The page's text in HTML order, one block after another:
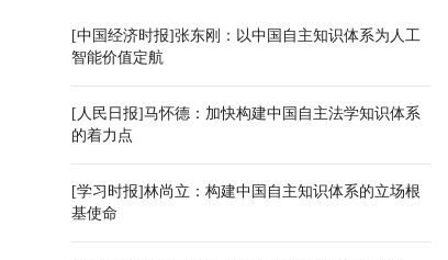
[中国经济时报]张东刚：以中国自主知识体系为人工
智能价值定航
[人民日报]马怀德：加快构建中国自主法学知识体系
的着力点
[学习时报]林尚立：构建中国自主知识体系的立场根
基使命